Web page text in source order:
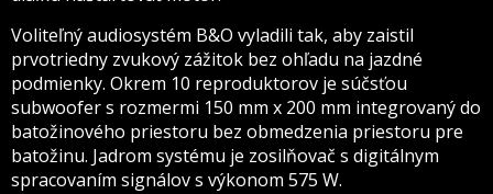
Voliteľný audiosystém B&O vyladili tak, aby zaistil
prvotriedny zvukový zážitok bez ohľadu na jazdné
podmienky. Okrem 10 reproduktorov je súčsťou
subwoofer s rozmermi 150 mm x 200 mm integrovaný do
batožinového priestoru bez obmedzenia priestoru pre
batožinu. Jadrom systému je zosilňovač s digitálnym
spracovaním signálov s výkonom 575 W.